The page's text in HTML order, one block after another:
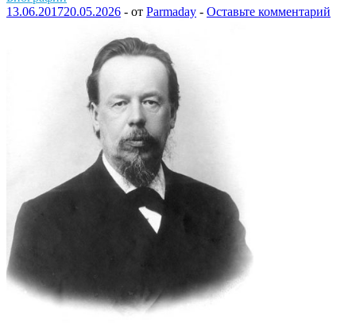
13.06.201720.05.2026 - от Parmaday - Оставьте комментарий